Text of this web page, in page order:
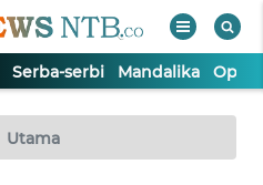
Serba-serbi Mandalika Opini
Utama